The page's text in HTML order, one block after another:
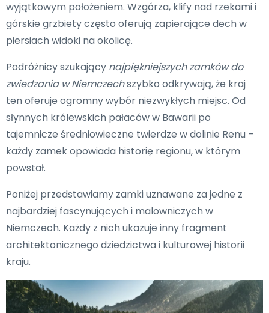
wyjątkowym położeniem. Wzgórza, klify nad rzekami i
górskie grzbiety często oferują zapierające dech w
piersiach widoki na okolicę.
Podróżnicy szukający najpiękniejszych zamków do
zwiedzania w Niemczechszybko odkrywają, że kraj
ten oferuje ogromny wybór niezwykłych miejsc. Od
słynnych królewskich pałaców w Bawarii po
tajemnicze średniowieczne twierdze w dolinie Renu –
każdy zamek opowiada historię regionu, w którym
powstał.
Poniżej przedstawiamy zamki uznawane za jedne z
najbardziej fascynujących i malowniczych w
Niemczech. Każdy z nich ukazuje inny fragment
architektonicznego dziedzictwa i kulturowej historii
kraju.